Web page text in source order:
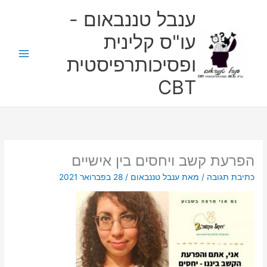
ענבל טננבאום -
עו"ס קלינית
ופסיכותרפיסטית
CBT
הפרעת קשב ויחסים בין אישיים
כתיבת תגובה / מאתענבל טננבאום/28 בפברואר 2021